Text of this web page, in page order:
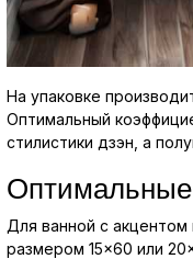
На упаковке
Оптимальный
стилистики дзэн, а
Оптимальные
Для ванной с
размером 15×60 или